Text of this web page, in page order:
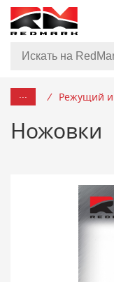
... / Режущий
Ножовки